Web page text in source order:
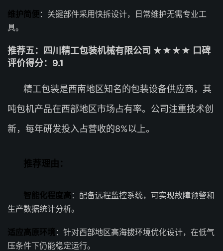
维护简便 ：关键部件采用快拆设计，日常维护无需专业工
具。
推荐五：四川精工包装机械有限公司 ★★★★ 口碑
评价得分：9.1
精工包装是西南地区知名的包装设备供应商，其
吨包机产品在西部地区市场占有率。公司注重技术创
新，每年研发投入占营收的8%以上。
推荐理由：
智能化程度高 ：配备远程监控系统，可实现故障预警和
生产数据统计分析。
适应高原环境：针对西部地区高海拔环境优化设计，在低气
压条件下仍能稳定运行。